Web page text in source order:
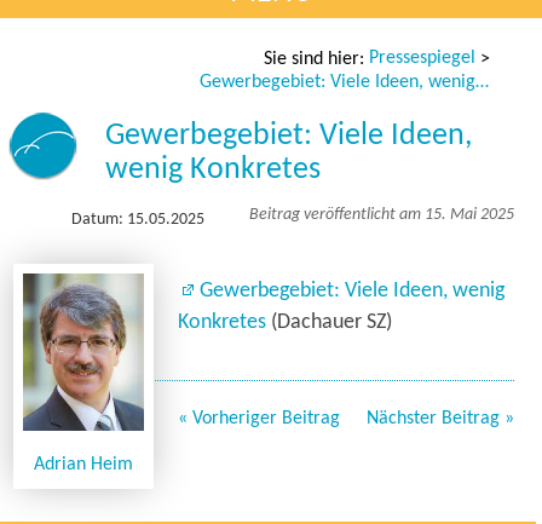
Sie sind hier: Pressespiegel >
Gewerbegebiet: Viele Ideen, wenig Konkretes
Gewerbegebiet: Viele Ideen,
wenig Konkretes
Datum: 15.05.2025 Beitrag veröffentlicht am 15. Mai 2025
Adrian Heim
Gewerbegebiet: Viele Ideen, wenig
Konkretes (Dachauer SZ)
« Vorheriger Beitrag Nächster Beitrag »